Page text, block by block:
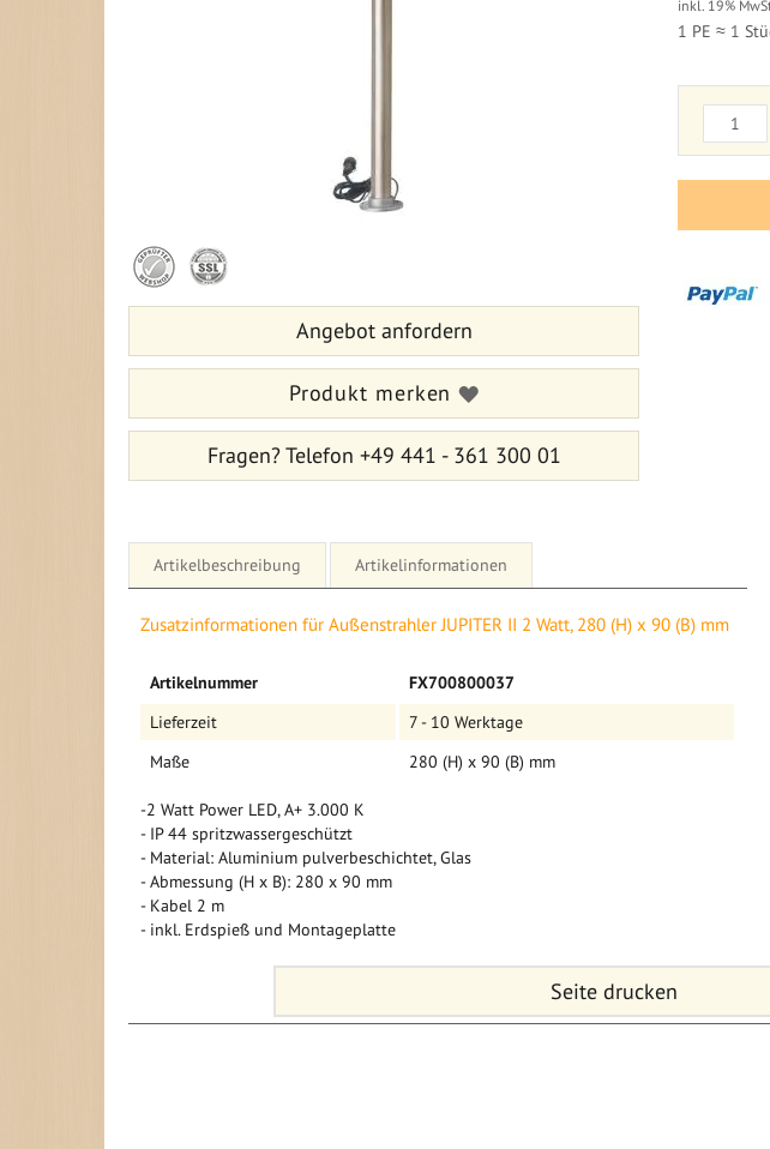
inkl. 19%
1 PE ≈ 1
Anfang
der
Bildergalerie
Angebot anfordern
Produkt merken
Fragen?Telefon +49 441 - 361 300 01
Artikelbeschreibung
Details für Außenstrahler JUPITER II 2 Watt, 280 (H) x 90 (B) mm
Außenstrahler Jupiter II
sich nicht in den Vordergrund.
Informationen auf einen Blick
-2 Watt Power LED, A+ 3.000 K
- IP 44 spritzwassergeschützt
- Material: Aluminium pulverbeschichtet, Glas
- Abmessung (H x B): 280 x 90 mm
- Kabel 2 m
- inkl. Erdspieß und Montageplatte
Artikelinformationen
Zusatzinformationen für Außenstrahler JUPITER II 2 Watt, 280 (H) x 90 (B) mm
Mehr
Informationen
Artikelnummer
FX700800037
Lieferzeit
7 - 10 Werktage
Maße
280 (H) x 90 (B) mm
Seite drucken